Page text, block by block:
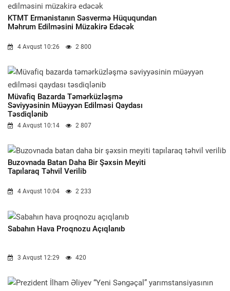
KTMT Ermənistanın Səsvermə Hüququndan
Məhrum Edilməsini Müzakirə Edəcək
4 Avqust 10:26 2 800
Müvafiq Bazarda Təmərküzləşmə
Səviyyəsinin Müəyyən Edilməsi Qaydası
Təsdiqlənib
4 Avqust 10:14 2 807
Buzovnada Batan Daha Bir Şəxsin Meyiti
Tapılaraq Təhvil Verilib
4 Avqust 10:04 2 233
Sabahın Hava Proqnozu Açıqlanıb
3 Avqust 12:29 420